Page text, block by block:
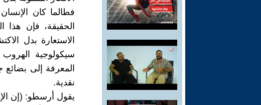
فطالما كان
الحقيقة، فإن
الاستعارة بدل
سيكولوجية
المعرفة إلى
نقدية.
يقول أرسطو: (إن